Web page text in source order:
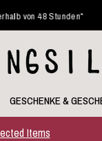
Curated with
GESCHENKE &
Items